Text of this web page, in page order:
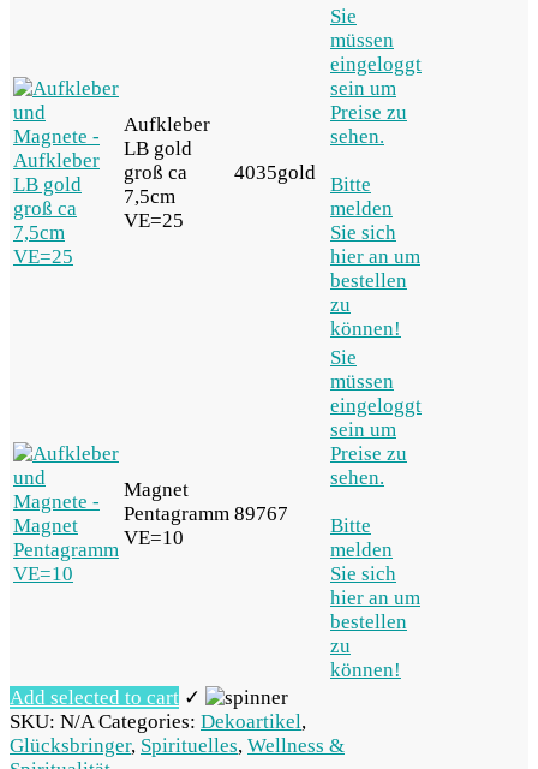
Aufkleber
LB gold
groß ca
7,5cm
VE=25
4035gold
Sie
müssen
eingeloggt
sein um
Preise zu
sehen.
Bitte
melden
Sie sich
hier an um
bestellen
zu
können!
Magnet
Pentagramm
VE=10
89767
Sie
müssen
eingeloggt
sein um
Preise zu
sehen.
Bitte
melden
Sie sich
hier an um
bestellen
zu
können!
Add selected to cart ✓
SKU: N/A Categories: Dekoartikel,
Glücksbringer, Spirituelles, Wellness &